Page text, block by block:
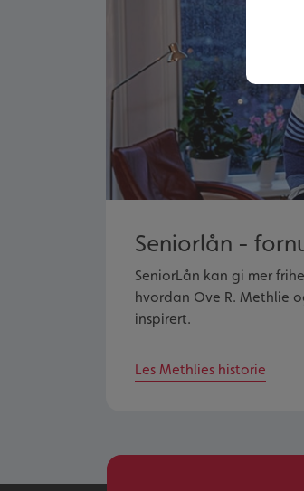
Seniorlån -
SeniorLån kan gi mer
hvordan Ove R. Methlie
inspirert.
Les Methlies historie